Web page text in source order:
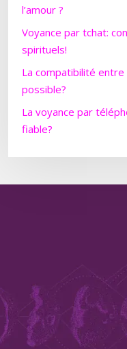
l’amour ?
Voyance par tchat:
spirituels!
La compatibilité
possible?
La voyance par
fiable?